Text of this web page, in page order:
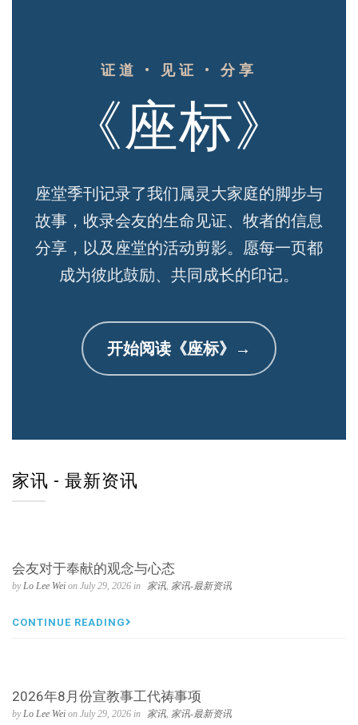
证道 • 见证 • 分享
《座标》
座堂季刊记录了我们属灵大家庭的脚步与
故事，收录会友的生命见证、牧者的信息
分享，以及座堂的活动剪影。愿每一页都
成为彼此鼓励、共同成长的印记。
开始阅读《座标》→
家讯 - 最新资讯
会友对于奉献的观念与心态
byLo Lee Wei on July 29, 2026 in 家讯, 家讯-最新资讯
CONTINUE READING
2026年8月份宣教事工代祷事项
byLo Lee Wei on July 29, 2026 in 家讯, 家讯-最新资讯